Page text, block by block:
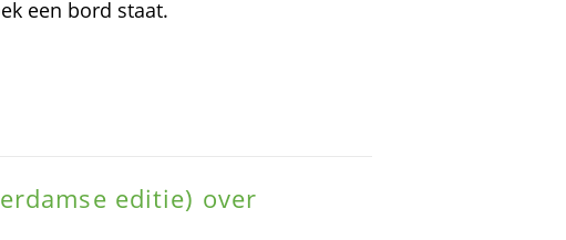
een bord staat.
editie) over